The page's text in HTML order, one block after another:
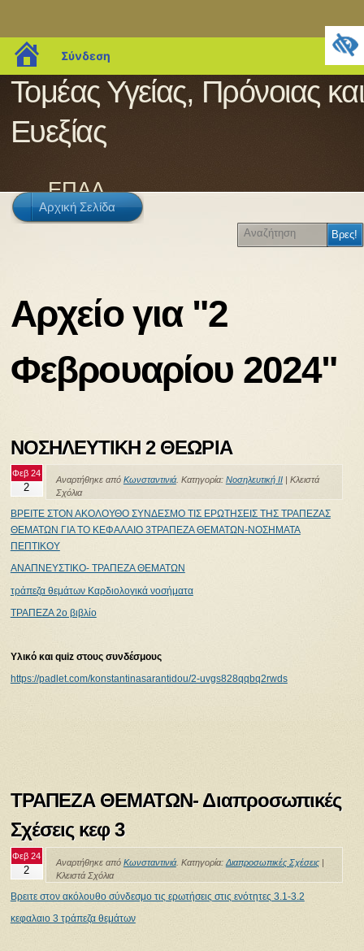
blogs.sch.gr
Σύνδεση
Τομέας Υγείας, Πρόνοιας και
Ευεξίας
ΕΠΑΛ
Αρχική Σελίδα
Αρχείο για "2
Φεβρουαρίου 2024"
ΝΟΣΗΛΕΥΤΙΚΗ 2 ΘΕΩΡΙΑ
Φεβ 24
2
Αναρτήθηκε από Κωνσταντινιά. Κατηγορία: Νοσηλευτική ΙΙ| Κλειστά
Σχόλια
ΒΡΕΙΤΕ ΣΤΟΝ ΑΚΟΛΟΥΘΟ ΣΥΝΔΕΣΜΟ ΤΙΣ ΕΡΩΤΗΣΕΙΣ ΤΗΣ ΤΡΑΠΕΖΑΣ
ΘΕΜΑΤΩΝ ΓΙΑ ΤΟ ΚΕΦΑΛΑΙΟ 3ΤΡΑΠΕΖΑ ΘΕΜΑΤΩΝ-ΝΟΣΗΜΑΤΑ
ΠΕΠΤΙΚΟΥ
ΑΝΑΠΝΕΥΣΤΙΚΟ- ΤΡΑΠΕΖΑ ΘΕΜΑΤΩΝ
τράπεζα θεμάτων Καρδιολογικά νοσήματα
ΤΡΑΠΕΖΑ 2ο βιβλίο
Υλικό και quiz στους συνδέσμους
https://padlet.com/konstantinasarantidou/2-uvgs828qqbq2rwds
ΤΡΑΠΕΖΑ ΘΕΜΑΤΩΝ- Διαπροσωπικές
Σχέσεις κεφ 3
Φεβ 24
2
Αναρτήθηκε από Κωνσταντινιά. Κατηγορία: Διαπροσωπικές Σχέσεις|
Κλειστά Σχόλια
Βρειτε στον ακόλουθο σύνδεσμο τις ερωτήσεις στις ενότητες 3.1-3.2
κεφαλαιο 3 τράπεζα θεμάτων